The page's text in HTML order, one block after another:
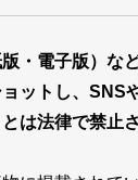
・電子版）な
ョットし、SNS
は法律で禁止